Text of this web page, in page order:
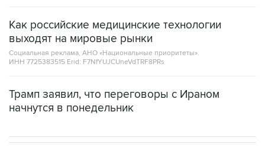
Как российские медицинские технологии
выходят на мировые рынки
Социальная реклама, АНО «Национальные приоритеты».
ИНН 7725383515 Erid: F7NfYUJCUneVdTRF8PRs
Трамп заявил, что переговоры с Ираном
начнутся в понедельник